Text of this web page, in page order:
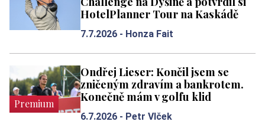
HotelPlanner Tour na Kaskádě
7.7.2026 - Honza Fait
Premium
Ondřej Lieser: Končil jsem se
zničeným zdravím a bankrotem.
Konečně mám v golfu klid
6.7.2026 - Petr Vlček